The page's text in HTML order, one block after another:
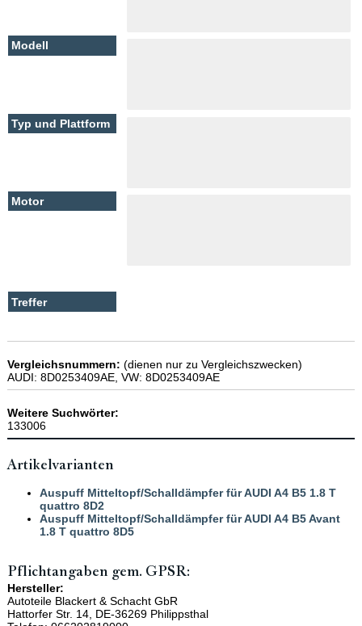
Vergleichsnummern: (dienen nur zu Vergleichszwecken)
AUDI: 8D0253409AE, VW: 8D0253409AE
Weitere Suchwörter:
133006
Artikelvarianten
Auspuff Mitteltopf/Schalldämpfer für AUDI A4 B5 1.8 T
quattro 8D2
Auspuff Mitteltopf/Schalldämpfer für AUDI A4 B5 Avant
1.8 T quattro 8D5
Pflichtangaben gem. GPSR:
Hersteller:
Autoteile Blackert & Schacht GbR
Hattorfer Str. 14, DE-36269 Philippsthal